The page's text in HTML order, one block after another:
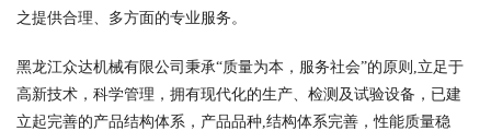
之提供合理、多方面的专业服务。
黑龙江众达机械有限公司秉承“质量为本，服务社会”的原则,立足于
高新技术，科学管理，拥有现代化的生产、检测及试验设备，已建
立起完善的产品结构体系，产品品种,结构体系完善，性能质量稳